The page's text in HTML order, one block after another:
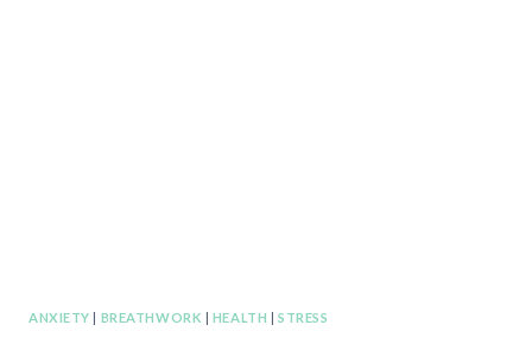
ANXIETY | BREATHWORK | HEALTH | STRESS